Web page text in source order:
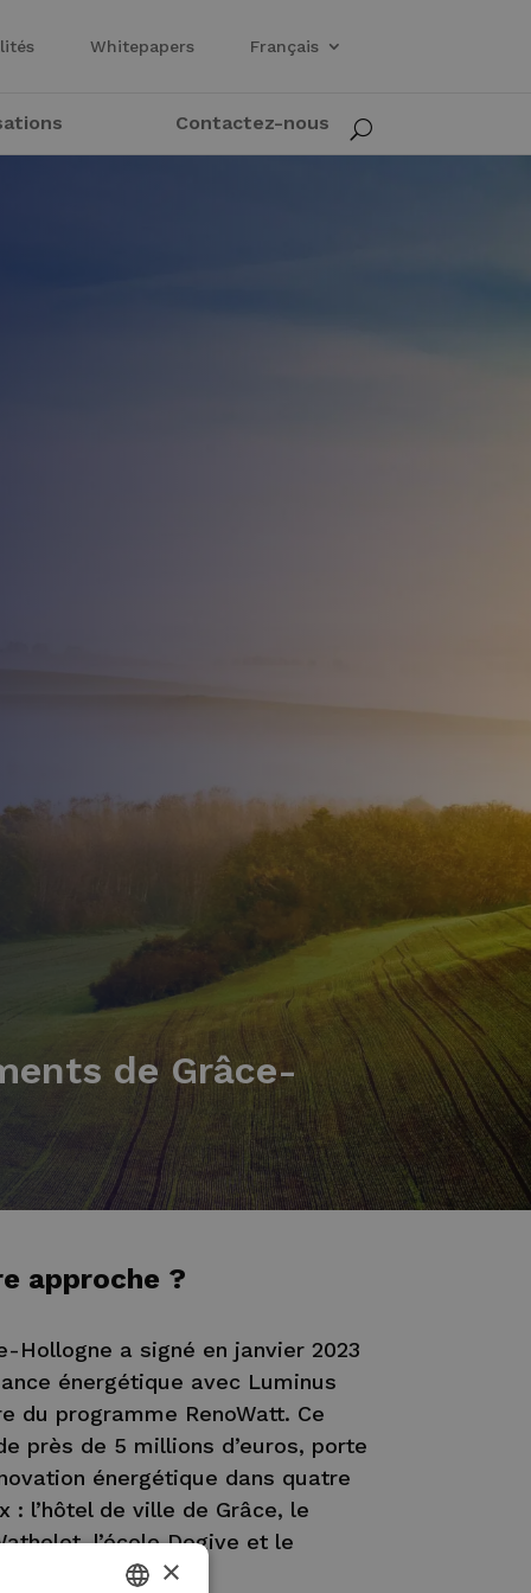
Whitepapers Français
Contactez-nous U
de Grâce-
approche ?
Hollogne a signé en janvier 2023
énergétique avec Luminus
du programme RenoWatt. Ce
près de 5 millions d’euros, porte
énergétique dans quatre
: l’hôtel de ville de Grâce, le
l’école Degive et le
×